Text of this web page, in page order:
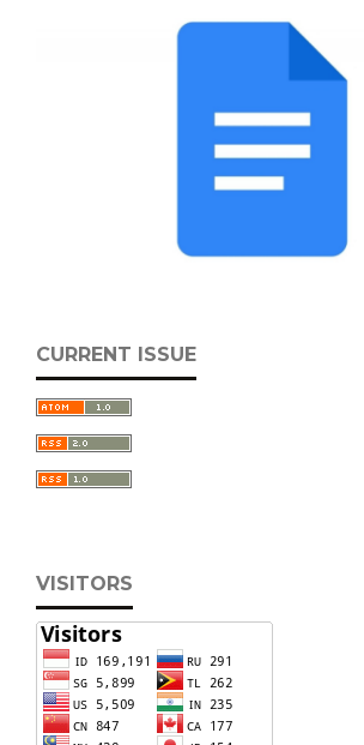
CURRENT ISSUE
VISITORS